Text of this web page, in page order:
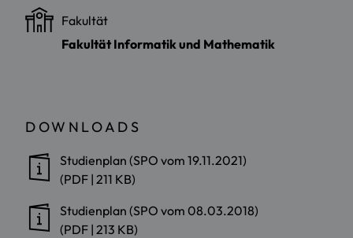
Fakultät
Fakultät Informatik und Mathematik
DOWNLOADS
Studienplan (SPO vom 19.11.2021)
(PDF | 211 KB)
Studienplan (SPO vom 08.03.2018)
(PDF | 213 KB)